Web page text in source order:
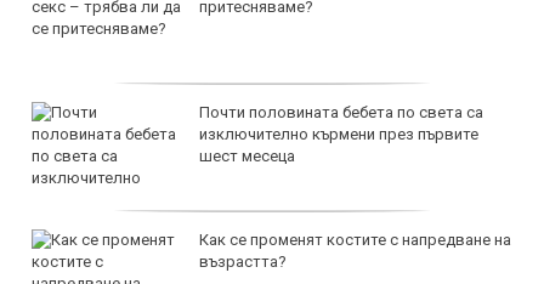
притесняваме?
Почти половината бебета по света са
изключително кърмени през първите
шест месеца
Как се променят костите с напредване на
възрастта?